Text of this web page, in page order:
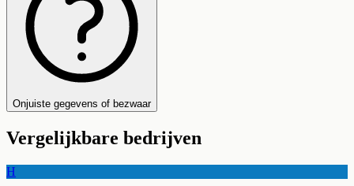
Onjuiste gegevens of bezwaar
Vergelijkbare bedrijven
H